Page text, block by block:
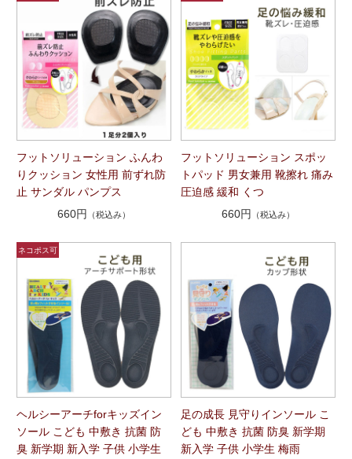
フットソリューション ふんわ
りクッション 女性用 前ずれ防
止 サンダル パンプス
660円
（税込み）
フットソリューション スポッ
トパッド 男女兼用 靴擦れ 痛み
圧迫感 緩和 くつ
660円
（税込み）
ヘルシーアーチforキッズイン
ソール こども 中敷き 抗菌 防
臭 新学期 新入学 子供 小学生
足の成長 見守りインソール こ
ども 中敷き 抗菌 防臭 新学期
新入学 子供 小学生 梅雨